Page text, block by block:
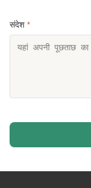
संदेश *